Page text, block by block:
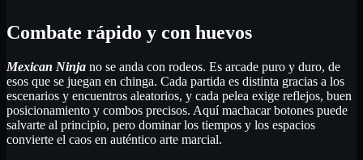
Combate rápido y con huevos
Mexican Ninja no se anda con rodeos. Es arcade puro y duro, de
esos que se juegan en chinga. Cada partida es distinta gracias a los
escenarios y encuentros aleatorios, y cada pelea exige reflejos, buen
posicionamiento y combos precisos. Aquí machacar botones puede
salvarte al principio, pero dominar los tiempos y los espacios
convierte el caos en auténtico arte marcial.